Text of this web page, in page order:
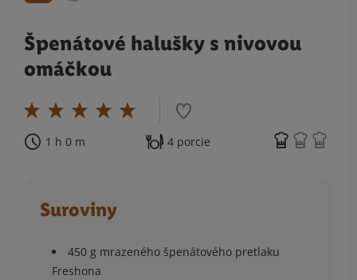
Špenátové halušky s nivovou
omáčkou
1 h 0 m 4 porcie
Suroviny
450 g mrazeného špenátového pretlaku
Freshona